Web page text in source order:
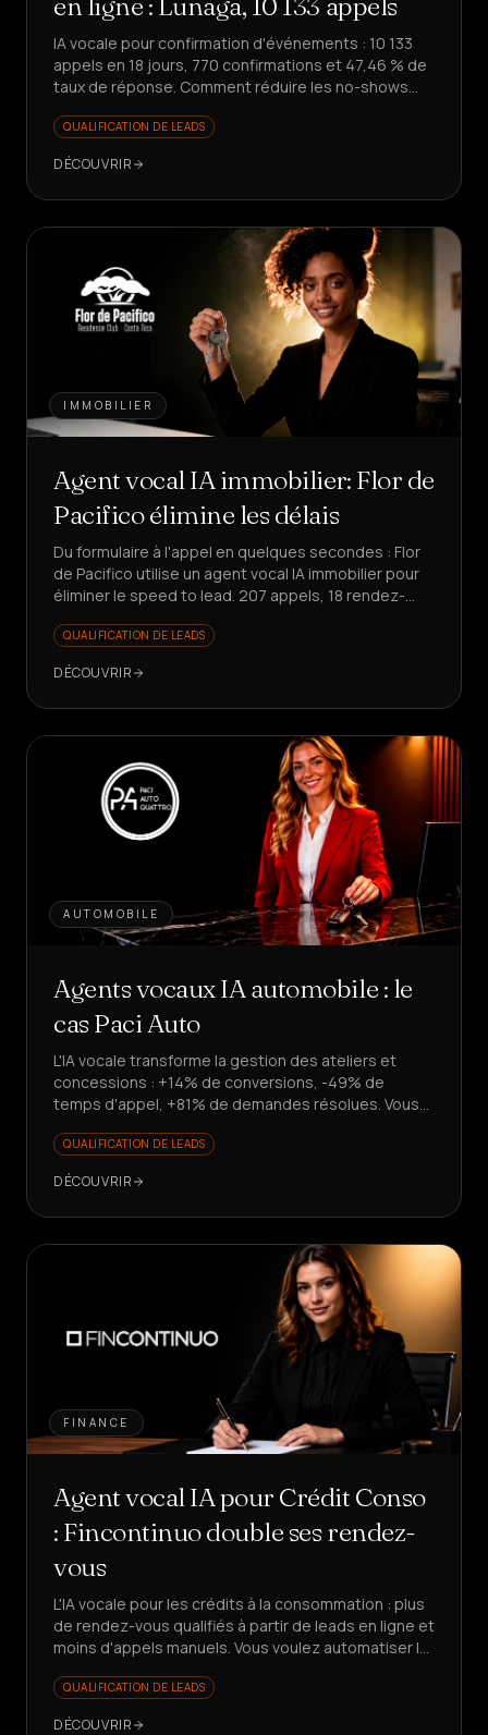
IA vocale pour confirmation d'événements : 10 133
appels en 18 jours, 770 confirmations et 47,46 % de
taux de réponse. Comment réduire les no-shows
QUALIFICATION DE LEADS
DÉCOUVRIR
IMMOBILIER
Agent vocal IA immobilier: Flor de
Pacifico élimine les délais
Du formulaire à l'appel en quelques secondes : Flor
de Pacifico utilise un agent vocal IA immobilier pour
éliminer le speed to lead. 207 appels, 18 rendez-
QUALIFICATION DE LEADS
DÉCOUVRIR
AUTOMOBILE
Agents vocaux IA automobile : le
cas Paci Auto
L'IA vocale transforme la gestion des ateliers et
concessions : +14% de conversions, -49% de
temps d'appel, +81% de demandes résolues. Vous
QUALIFICATION DE LEADS
DÉCOUVRIR
FINANCE
Agent vocal IA pour Crédit Conso
: Fincontinuo double ses rendez-
vous
L'IA vocale pour les crédits à la consommation : plus
de rendez-vous qualifiés à partir de leads en ligne et
moins d'appels manuels. Vous voulez automatiser le
QUALIFICATION DE LEADS
DÉCOUVRIR